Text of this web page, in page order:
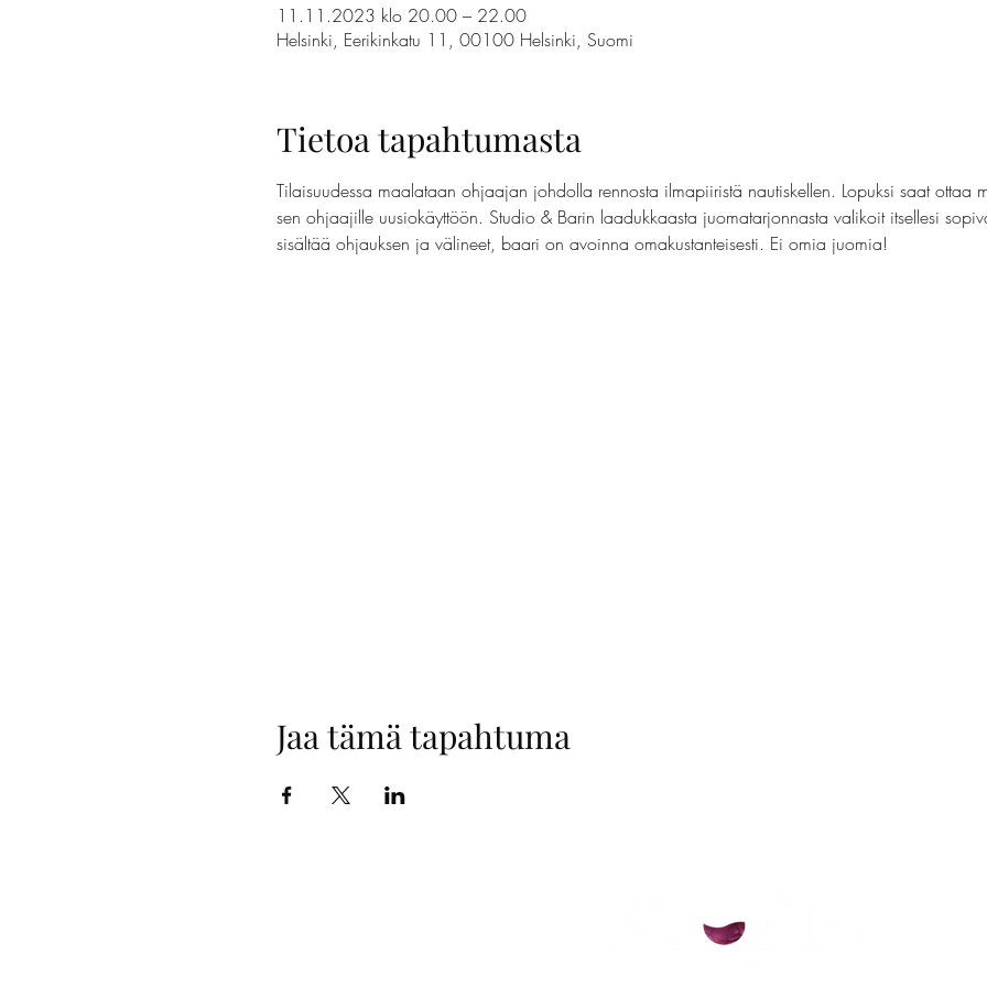
11.11.2023 klo 20.00 – 22.00
Helsinki, Eerikinkatu 11, 00100 Helsinki, Suomi
Tietoa tapahtumasta
Tilaisuudessa maalataan ohjaajan johdolla rennosta ilmapiiristä nautiskellen. Lopuksi saat ottaa
sen ohjaajille uusiokäyttöön. Studio & Barin laadukkaasta juomatarjonnasta valikoit itsellesi
sisältää ohjauksen ja välineet, baari on avoinna omakustanteisesti. Ei omia juomia!
Jaa tämä tapahtuma